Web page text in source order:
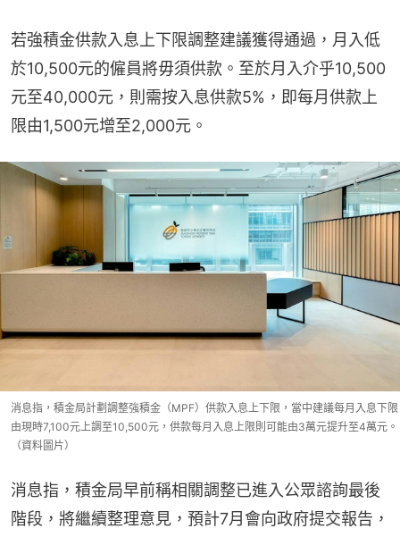
若強積金供款入息上下限調整建議獲得通過，月入低
於10,500元的僱員將毋須供款。至於月入介乎10,500
元至40,000元，則需按入息供款5%，即每月供款上
限由1,500元增至2,000元。
消息指，積金局計劃調整強積金（MPF）供款入息上下限，當中建議每月入息下限
由現時7,100元上調至10,500元，供款每月入息上限則可能由3萬元提升至4萬元。
（資料圖片）
消息指，積金局早前稱相關調整已進入公眾諮詢最後
階段，將繼續整理意見，預計7月會向政府提交報告，